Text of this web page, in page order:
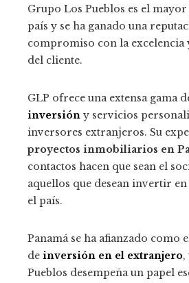
Grupo Los Pueblos es el
país y se ha ganado una
compromiso con la excelencia
del cliente.
GLP ofrece una extensa gama
inversión y servicios
inversores extranjeros. Su
proyectos inmobiliarios en
contactos hacen que sean el
aquellos que desean invertir
el país.
Panamá se ha afianzado como
de inversión en el extranjero,
Pueblos desempeña un papel